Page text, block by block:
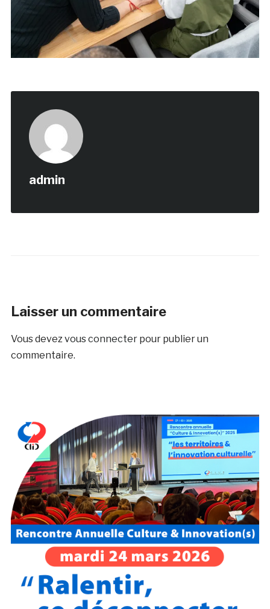
admin
Laisser un commentaire
Vous devez vous connecterpour publier un
commentaire.